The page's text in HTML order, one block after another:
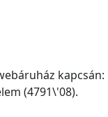
kapcsán:
(4791\'08).